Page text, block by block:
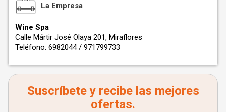
La Empresa
Wine Spa
Calle Mártir José Olaya 201, Miraflores
Teléfono: 6982044 / 971799733
Suscríbete y recibe las mejores
ofertas.